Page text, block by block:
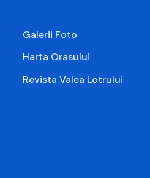
Galerii Foto
Harta Orasului
Revista Valea Lotrului